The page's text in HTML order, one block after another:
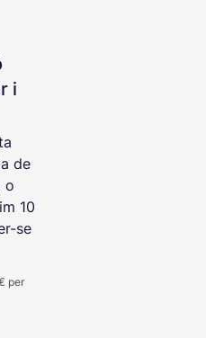
i
de
o
10
se
per